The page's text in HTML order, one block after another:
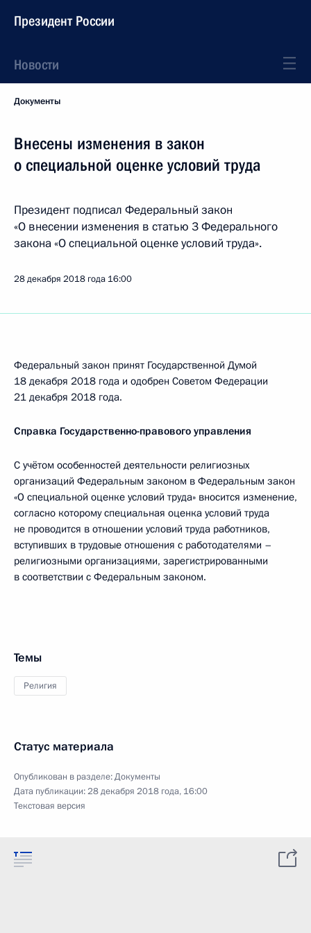
Президент России
Новости
Документы
Внесены изменения в закон
о специальной оценке условий труда
Президент подписал Федеральный закон
«О внесении изменения в статью 3 Федерального
закона «О специальной оценке условий труда».
28 декабря 2018 года 16:00
Федеральный закон принят Государственной Думой
18 декабря 2018 года и одобрен Советом Федерации
21 декабря 2018 года.
Справка Государственно-правового управления
С учётом особенностей деятельности религиозных
организаций Федеральным законом в Федеральным закон
«О специальной оценке условий труда» вносится изменение,
согласно которому специальная оценка условий труда
не проводится в отношении условий труда работников,
вступивших в трудовые отношения с работодателями –
религиозными организациями, зарегистрированными
в соответствии с Федеральным законом.
Темы
Религия
Статус материала
Опубликован в разделе:Документы
Дата публикации:28 декабря 2018 года, 16:00
Текстовая версия